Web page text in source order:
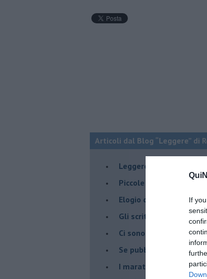
If
Articoli dal Blog “Leggere” di
​Leggere in Nazionale
​Piccole biblioteche
​Elogio della
Gli scrittori e i
Ci sono libri che fanno
Se pubblicassimo e
I maratoneti della